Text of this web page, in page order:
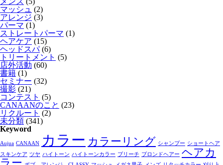
マッシュ (2)
アレンジ (3)
パーマ (1)
ストレートパーマ (1)
ヘアケア (15)
ヘッドスパ(6)
トリートメント (5)
店外活動 (60)
書籍 (1)
セミナー (32)
撮影 (21)
コンテスト (5)
CANAANのこと (23)
リクルート (2)
未分類 (341)
Keyword
Aujua CANAAN カラー カラーリング シャンプー ショートヘア
スキンケア ツヤ ハイトーン ハイトーンカラー ブリーチ ブロンドヘアー ヘアカ